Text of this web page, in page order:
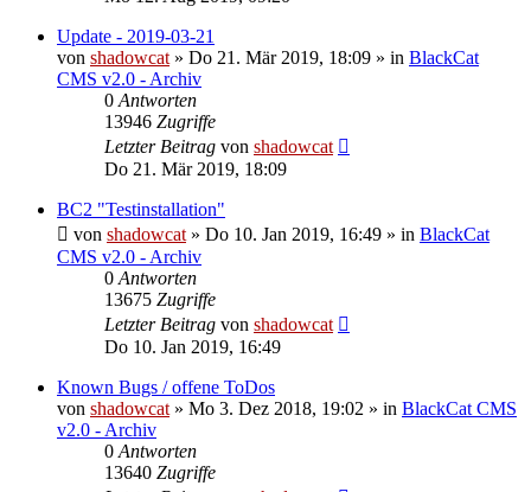
Update - 2019-03-21
von shadowcat » Do 21. Mär 2019, 18:09 » in BlackCat
CMS v2.0 - Archiv
0 Antworten
13946 Zugriffe
Letzter Beitrag von shadowcat
Do 21. Mär 2019, 18:09
BC2 "Testinstallation"
von shadowcat » Do 10. Jan 2019, 16:49 » in BlackCat
CMS v2.0 - Archiv
0 Antworten
13675 Zugriffe
Letzter Beitrag von shadowcat
Do 10. Jan 2019, 16:49
Known Bugs / offene ToDos
von shadowcat » Mo 3. Dez 2018, 19:02 » in BlackCat CMS
v2.0 - Archiv
0 Antworten
13640 Zugriffe